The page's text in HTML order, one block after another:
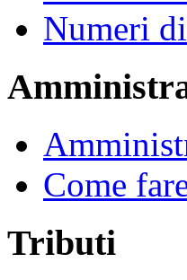
Numeri
Come
Tributi